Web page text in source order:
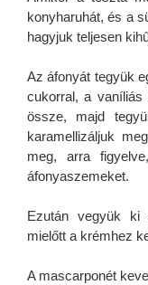
konyharuhát, és a
hagyjuk teljesen
Az áfonyát tegyük
cukorral, a vaníliás
össze, majd
karamellizáljuk
meg, arra
áfonyaszemeket.
Ezután vegyük ki
mielőtt a krémhez
A mascarponét